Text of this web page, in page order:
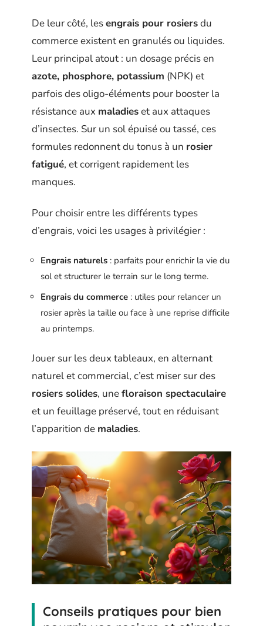
De leur côté, lesengrais pour rosiersdu
commerce existent en granulés ou liquides.
Leur principal atout : un dosage précis en
azote, phosphore, potassium (NPK) et
parfois des oligo-éléments pour booster la
résistance aux maladieset aux attaques
d’insectes. Sur un sol épuisé ou tassé, ces
formules redonnent du tonus à un rosier
fatigué, et corrigent rapidement les
manques.
Pour choisir entre les différents types
d’engrais, voici les usages à privilégier :
Engrais naturels : parfaits pour enrichir la vie du
sol et structurer le terrain sur le long terme.
Engrais du commerce : utiles pour relancer un
rosier après la taille ou face à une reprise difficile
au printemps.
Jouer sur les deux tableaux, en alternant
naturel et commercial, c’est miser sur des
rosiers solides, unefloraison spectaculaire
et un feuillage préservé, tout en réduisant
l’apparition de maladies.
Conseils pratiques pour bien